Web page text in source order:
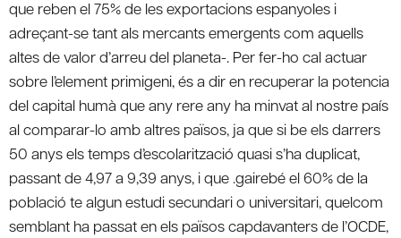
que reben el 75% de les exportacions espanyoles i
adreçant-se tant als mercants emergents com aquells
altes de valor d’arreu del planeta-. Per fer-ho cal actuar
sobre l’element primigeni, és a dir en recuperar la potencia
del capital humà que any rere any ha minvat al nostre país
al comparar-lo amb altres països, ja que si be els darrers
50 anys els temps d’escolarització quasi s’ha duplicat,
passant de 4,97 a 9,39 anys, i que .gairebé el 60% de la
població te algun estudi secundari o universitari, quelcom
semblant ha passat en els països capdavanters de l’OCDE,